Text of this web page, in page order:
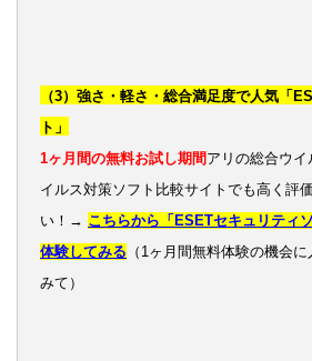
（3）強さ・軽さ・総合満足度で人気「
ト」
1ヶ月間の無料お試し期間アリの総合ウ
イルス対策ソフト比較サイトでも高く評
い！→ こちらから「ESETセキュリティ
体験してみる （1ヶ月間無料体験の機会
みて）